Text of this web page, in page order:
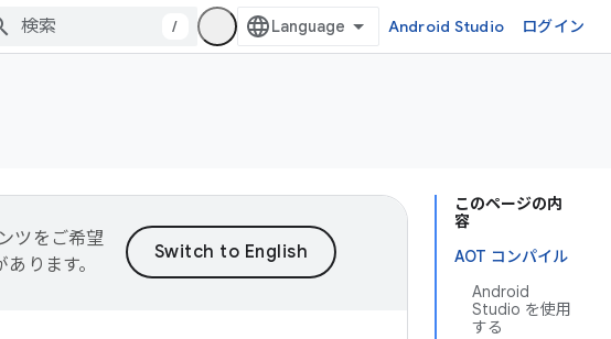
/ Android Studio ログイン
このページの内
容
AOT コンパイル
Android
Studio を使用
する
ツをご希望
ります。